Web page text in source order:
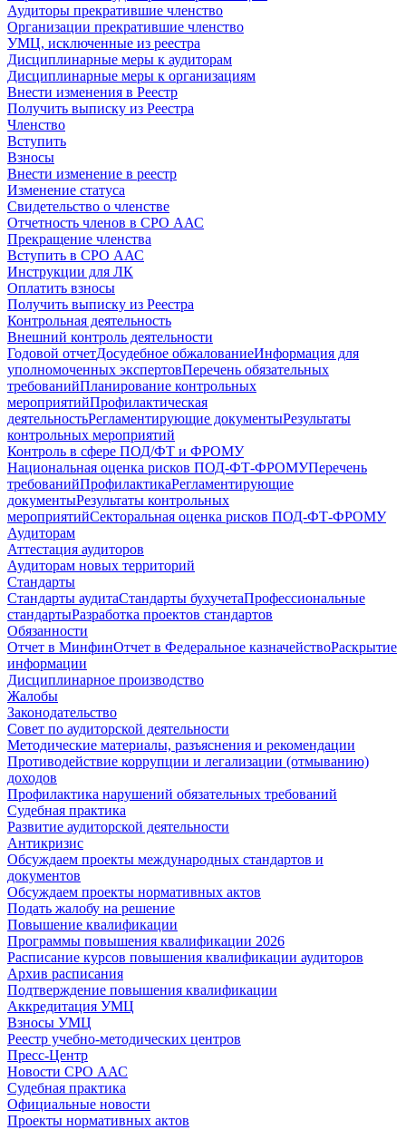
Аудиторы прекратившие членство
Организации прекратившие членство
УМЦ, исключенные из реестра
Дисциплинарные меры к аудиторам
Дисциплинарные меры к организациям
Внести изменения в Реестр
Получить выписку из Реестра
Членство
Вступить
Взносы
Внести изменение в реестр
Изменение статуса
Свидетельство о членстве
Отчетность членов в СРО ААС
Прекращение членства
Вступить в СРО ААС
Инструкции для ЛК
Оплатить взносы
Получить выписку из Реестра
Контрольная деятельность
Внешний контроль деятельности
Годовой отчетДосудебное обжалованиеИнформация для
уполномоченных экспертовПеречень обязательных
требованийПланирование контрольных
мероприятийПрофилактическая
деятельностьРегламентирующие документыРезультаты
контрольных мероприятий
Контроль в сфере ПОД/ФТ и ФРОМУ
Национальная оценка рисков ПОД-ФТ-ФРОМУПеречень
требованийПрофилактикаРегламентирующие
документыРезультаты контрольных
мероприятийСекторальная оценка рисков ПОД-ФТ-ФРОМУ
Аудиторам
Аттестация аудиторов
Аудиторам новых территорий
Стандарты
Стандарты аудитаСтандарты бухучетаПрофессиональные
стандартыРазработка проектов стандартов
Обязанности
Отчет в МинфинОтчет в Федеральное казначействоРаскрытие
информации
Дисциплинарное производство
Жалобы
Законодательство
Совет по аудиторской деятельности
Методические материалы, разъяснения и рекомендации
Противодействие коррупции и легализации (отмыванию)
доходов
Профилактика нарушений обязательных требований
Судебная практика
Развитие аудиторской деятельности
Антикризис
Обсуждаем проекты международных стандартов и
документов
Обсуждаем проекты нормативных актов
Подать жалобу на решение
Повышение квалификации
Программы повышения квалификации 2026
Расписание курсов повышения квалификации аудиторов
Архив расписания
Подтверждение повышения квалификации
Аккредитация УМЦ
Взносы УМЦ
Реестр учебно-методических центров
Пресс-Центр
Новости СРО ААС
Судебная практика
Официальные новости
Проекты нормативных актов